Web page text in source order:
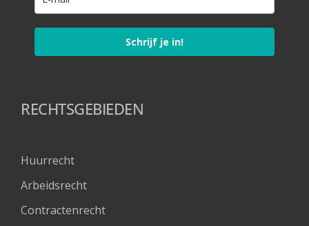
Schrijf je in!
RECHTSGEBIEDEN
Huurrecht
Arbeidsrecht
Contractenrecht